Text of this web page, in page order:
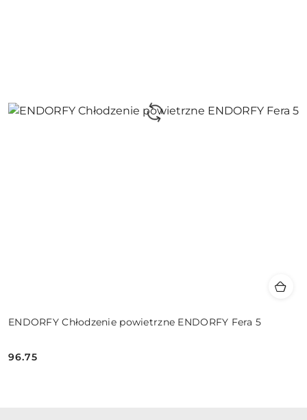
ENDORFY Chłodzenie powietrzne ENDORFY Fera 5
Cena:
96.75